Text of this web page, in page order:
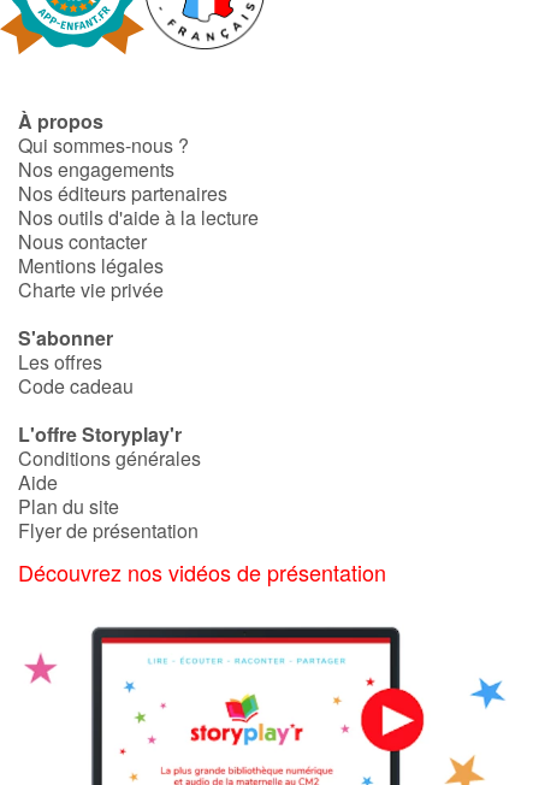
En famille
Quotidien et loisirs
À l'école
Fêtes et évènements
Amour et amitié
Émotions et sentiments
Formats et illustrations
Contraste +
À propos
Qui sommes-nous ?
Nos engagements
Nos éditeurs partenaires
Nos outils d'aide à la lecture
Nous contacter
Mentions légales
Charte vie privée
S'abonner
Les offres
Code cadeau
L'offre Storyplay'r
Conditions générales
Aide
Plan du site
Flyer de présentation
Découvrez nos vidéos de présentation